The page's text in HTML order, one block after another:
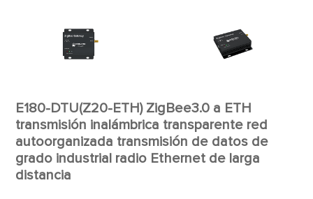
E180-DTU(Z20-ETH) ZigBee3.0 a ETH
transmisión inalámbrica transparente red
autoorganizada transmisión de datos de
grado industrial radio Ethernet de larga
distancia